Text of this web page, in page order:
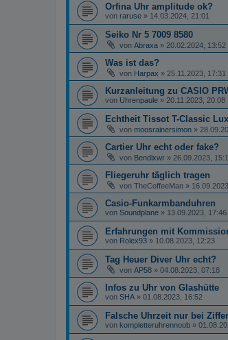
Orfina Uhr amplitude ok?
von raruse » 14.03.2024, 21:01
Seiko Nr 5 7009 8580
von Abraxa » 20.02.2024, 13:52
Was ist das?
von Harpax » 25.11.2023, 17:31
Kurzanleitung zu CASIO
von Uhrenpaule » 20.11.2023, 20:08
Echtheit Tissot T-Classic
von moosrainersimon »
Cartier Uhr echt oder fake?
von Bendixwr » 26.09.2023,
Fliegeruhr täglich tragen
von TheCoffeeMan »
Casio-Funkarmbanduhren
von Soundplane » 13.09.2023, 17:46
Erfahrungen mit
von Rolex93 » 10.08.2023, 12:23
Tag Heuer Diver Uhr echt?
von AP58 » 04.08.2023, 07:18
Infos zu Uhr von Glashütte
von SHA » 01.08.2023, 16:52
Falsche Uhrzeit nur bei
von kompletteruhrennoob »